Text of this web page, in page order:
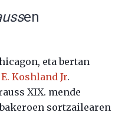
en
eta bertan
Koshland Jr.
XIX. mende
sortzailearen